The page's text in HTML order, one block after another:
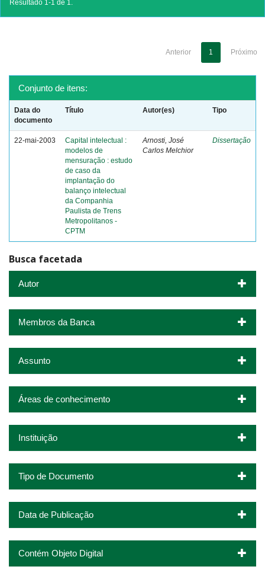
Resultado 1-1 de 1.
Anterior 1 Próximo
Conjunto de itens:
Data do
documento
Título Autor(es) Tipo
22-mai-2003
Capital intelectual :
modelos de
mensuração : estudo
de caso da
implantação do
balanço intelectual
da Companhia
Paulista de Trens
Metropolitanos -
CPTM
Arnosti, José
Carlos Melchior
Dissertação
Busca facetada
Autor
Membros da Banca
Assunto
Áreas de conhecimento
Instituição
Tipo de Documento
Data de Publicação
Contém Objeto Digital